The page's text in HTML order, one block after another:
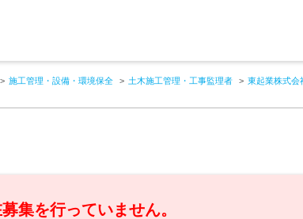
施工管理・設備・環境保全 土木施工管理・工事監理者 東起業株式会
集を行っていません。